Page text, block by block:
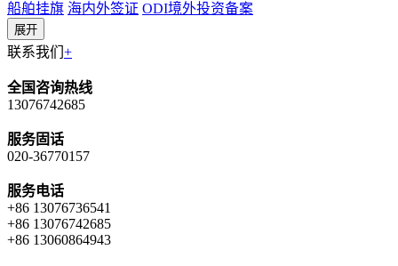
船舶挂旗 海内外签证 ODI境外投资备案
展开
联系我们 +
全国咨询热线
13076742685
服务固话
020-36770157
服务电话
+86 13076736541
+86 13076742685
+86 13060864943